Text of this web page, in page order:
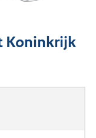
Koninkrijk